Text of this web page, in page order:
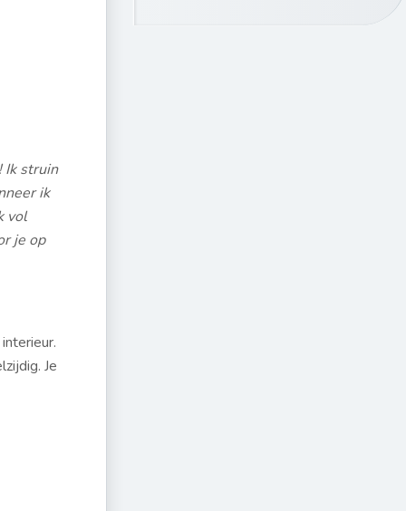
Ik struin
ik
vol
je op
Je